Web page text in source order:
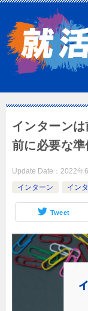
インターン
前に必要な
Update Date： 2022年
インターン
イン
Tweet